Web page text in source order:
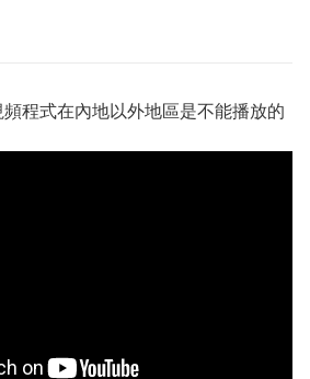
程式在內地以外地區是不能播放的